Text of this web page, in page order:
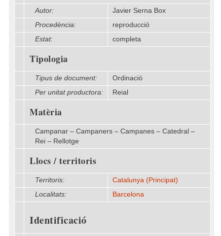
Autor:
Javier Serna Box
Procedència:
reproducció
Estat:
completa
Tipologia
Tipus de document:
Ordinació
Per unitat productora:
Reial
Matèria
Campanar – Campaners – Campanes – Catedral –
Rei – Rellotge
Llocs / territoris
Territoris:
Catalunya (Principat)
Localitats:
Barcelona
Identificació